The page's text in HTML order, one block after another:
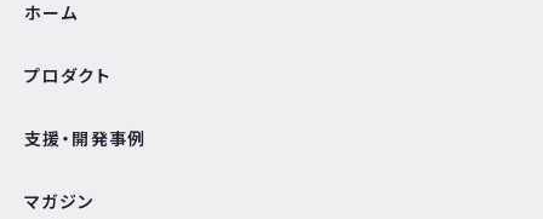
ホーム
プロダクト
支援・開発事例
マガジン